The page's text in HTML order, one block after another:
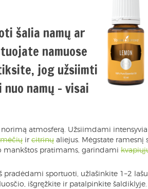
šalia namų ar
namuose
jog užsiimti
namų – visai
atmosferą. Užsiimdami
ir citrinų aliejus. Mėgstate ramesnį
mankštos pratimams, garindami
pradėdami sportuoti, užlašinkite 1–2
išgręžkite ir patalpinkite šaldiklyje.